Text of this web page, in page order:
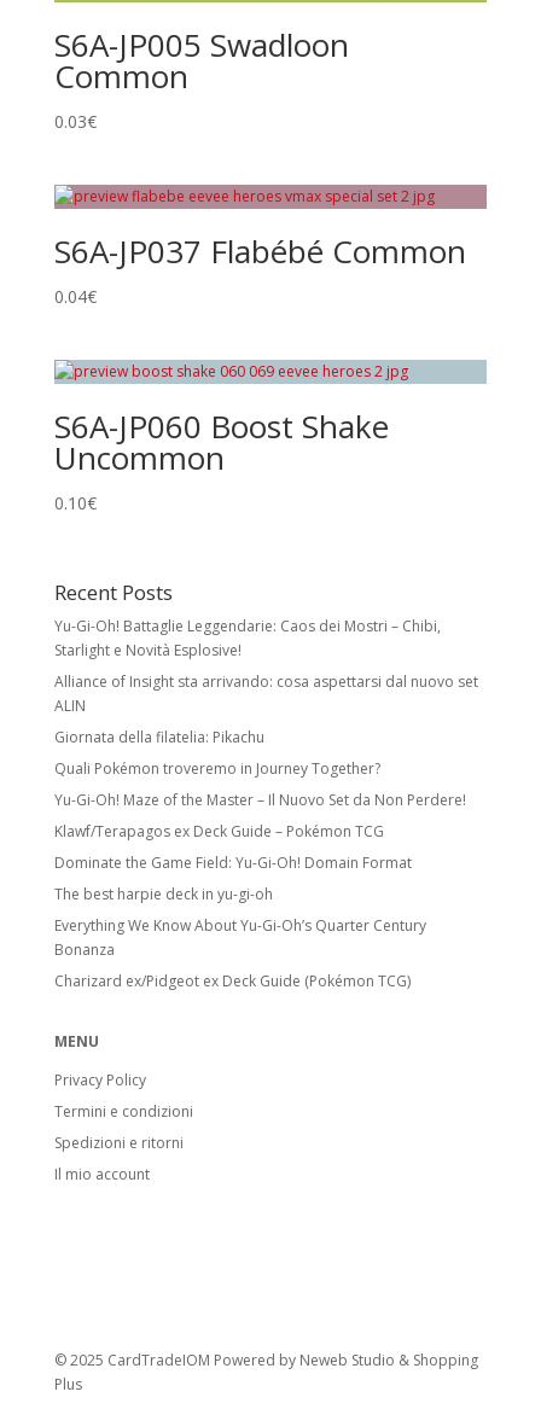
Pokémon in 13 lingue, distribuite in 76 paesi
e regioni.
Rarità principali
Uncommon
Holo Cards
tranne l’illustrazione. Non modifica rarità o
numero collezionistico.
Ultra Rare:
e/o design unico. Include Pokémon ex,
Pokémon Star, LV.X, LEGEND, Prime, EX, GX.
al numero indicato nel set. Di solito foil e
con design unico. Come le Rare Holo,
possono avere versioni equivalenti a rarità
Stadi di Evoluzione
Basic Pokémon:Pokémon base. Anche
si evolvono da Pokémon successivi.
Pokémon.
Stage 2 Pokémon:
finale.
Pokémon VMAX: Evolvono dai Pokémon
S6A-JP005 Swadloon
Common
0.03€
S6A-JP037 Flabébé Common
0.04€
S6A-JP060 Boost Shake
Uncommon
0.10€
Recent Posts
Yu-Gi-Oh! Battaglie Leggendarie: Caos dei Mostri – Chibi,
Starlight e Novità Esplosive!
Alliance of Insight sta arrivando: cosa aspettarsi dal nuovo set
ALIN
Giornata della filatelia: Pikachu
Quali Pokémon troveremo in Journey Together?
Yu-Gi-Oh! Maze of the Master – Il Nuovo Set da Non Perdere!
Klawf/Terapagos ex Deck Guide – Pokémon TCG
Dominate the Game Field: Yu-Gi-Oh! Domain Format
The best harpie deck in yu-gi-oh
Everything We Know About Yu-Gi-Oh’s Quarter Century
Bonanza
Charizard ex/Pidgeot ex Deck Guide (Pokémon TCG)
MENU
Privacy Policy
Termini e condizioni
Spedizioni e ritorni
Il mio account
© 2025 CardTradeIOM Powered by Neweb Studio & Shopping
Plus